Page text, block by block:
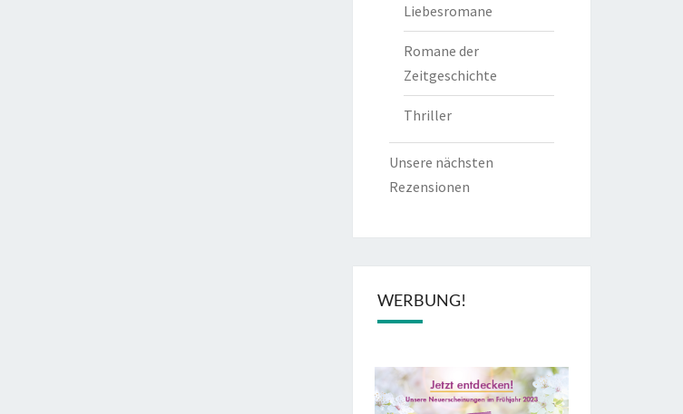
Liebesromane
Romane der
Zeitgeschichte
Thriller
Unsere nächsten
Rezensionen
WERBUNG!